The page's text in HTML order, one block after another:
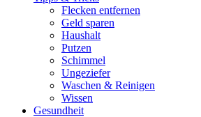
Flecken entfernen
Geld sparen
Haushalt
Putzen
Schimmel
Ungeziefer
Waschen & Reinigen
Wissen
Gesundheit